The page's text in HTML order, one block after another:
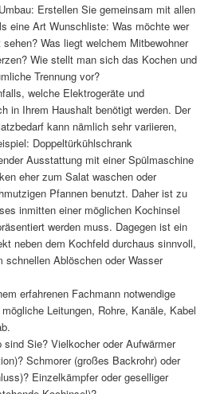
Erstellen Sie gemeinsam mit allen
eine Art Wunschliste: Was möchte wer
Was liegt welchem Mitbewohner
Wie stellt man sich das Kochen und
Trennung vor?
welche Elektrogeräte und
in Ihrem Haushalt benötigt werden. Der
kann nämlich sehr variieren,
Doppeltürkühlschrank
Ausstattung mit einer Spülmaschine
eher zum Salat waschen oder
Pfannen benutzt. Daher ist zu
inmitten einer möglichen Kochinsel
werden muss. Dagegen ist ein
neben dem Kochfeld durchaus sinnvoll,
schnellen Ablöschen oder Wasser
erfahrenen Fachmann notwendige
Leitungen, Rohre, Kanäle, Kabel
sind Sie? Vielkocher oder Aufwärmer
Schmorer (großes Backrohr) oder
Einzelkämpfer oder geselliger